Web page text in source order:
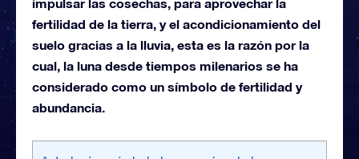
fertilidad de la tierra, y el acondicionamiento del
suelo gracias a la lluvia, esta es la razón por la
cual, la luna desde tiempos milenarios se ha
considerado como un símbolo de fertilidad y
abundancia.